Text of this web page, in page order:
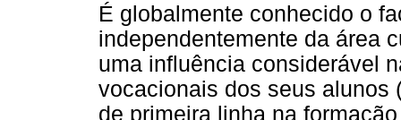
É globalmente conhecido o
independentemente da área
uma influência considerável
vocacionais dos seus alunos
de primeira linha na